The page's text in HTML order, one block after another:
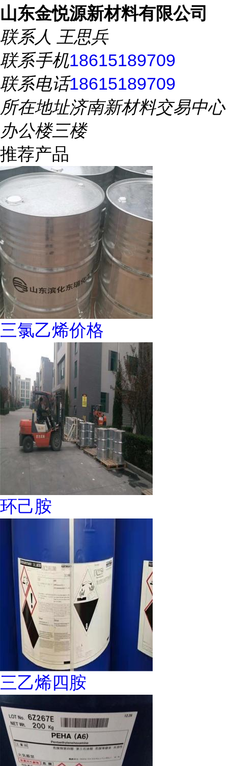
山东金悦源新材料有限公司
联系人 王思兵
联系手机18615189709
联系电话18615189709
所在地址济南新材料交易中心
办公楼三楼
推荐产品
三氯乙烯价格
环己胺
三乙烯四胺